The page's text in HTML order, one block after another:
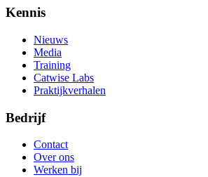
Kennis
Nieuws
Media
Training
Catwise Labs
Praktijkverhalen
Bedrijf
Contact
Over ons
Werken bij